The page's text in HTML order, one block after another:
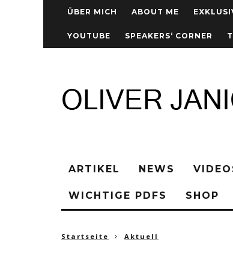
ÜBER MICH ABOUT ME
YOUTUBE SPEAKERS‘ CORNER
ARTIKEL NEWS
WICHTIGE PDFS SHOP
Startseite Aktuell